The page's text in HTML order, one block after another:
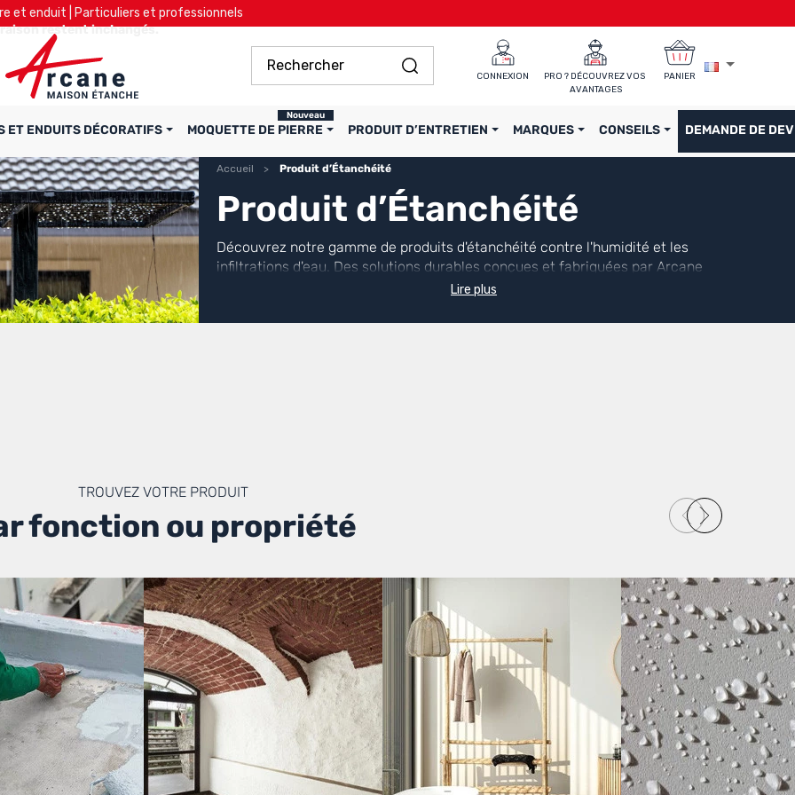
et enduit | Particuliers et professionnels
restent inchangés.
CONNEXION
PRO ? DÉCOUVREZ VOS
AVANTAGES
PANIER
ET ENDUITS DÉCORATIFS MOQUETTE DE PIERRE
Nouveau
PRODUIT D’ENTRETIEN MARQUES CONSEILS DEMANDE DE
Accueil Produit d’Étanchéité
Produit d’Étanchéité
Découvrez notre gamme de produits d'étanchéité contre l'humidité et les
infiltrations d'eau. Des solutions durables conçues et fabriquées par Arcane
Lire plus
TROUVEZ VOTRE PRODUIT
fonction ou propriété